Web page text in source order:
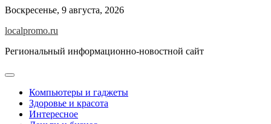
Перейти
содержимому
Воскресенье, 9 августа, 2026
localpromo.ru
Региональный информационно-новостной сайт
Компьютеры и гаджеты
Здоровье и красота
Интересное